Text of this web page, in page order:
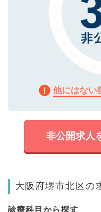
他にはない
非公開求人
大阪府堺市北区の
診療科目から探す